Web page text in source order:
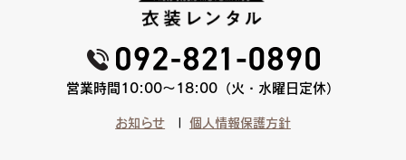
営業時間10:00〜18:00（火・水曜日定休）
お知らせ 個人情報保護方針